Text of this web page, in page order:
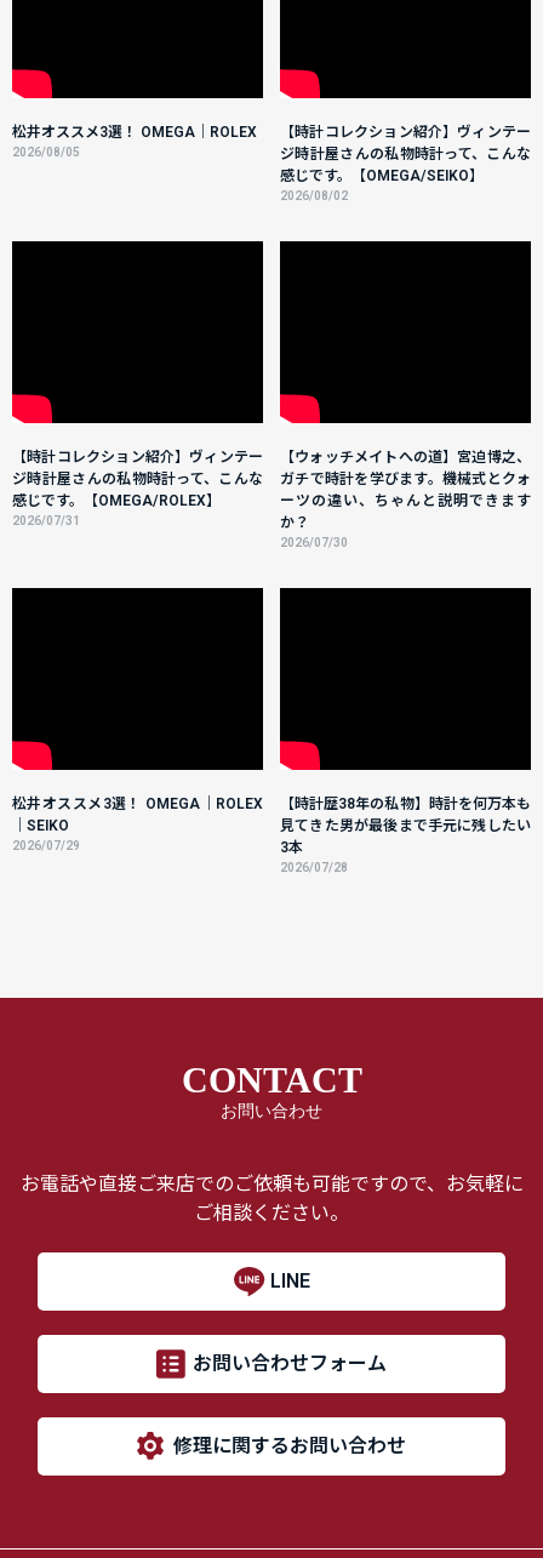
松井オススメ3選！ OMEGA｜ROLEX
2026/08/05
【時計コレクション紹介】ヴィンテー
ジ時計屋さんの私物時計って、こんな
感じです。【OMEGA/SEIKO】
2026/08/02
【時計コレクション紹介】ヴィンテー
ジ時計屋さんの私物時計って、こんな
感じです。【OMEGA/ROLEX】
2026/07/31
【ウォッチメイトへの道】宮迫博之、
ガチで時計を学びます。機械式とクォ
ーツの違い、ちゃんと説明できます
か？
2026/07/30
松井オススメ3選！ OMEGA｜ROLEX
｜SEIKO
2026/07/29
【時計歴38年の私物】時計を何万本も
見てきた男が最後まで手元に残したい
3本
2026/07/28
CONTACT
お問い合わせ
お電話や直接ご来店でのご依頼も可能ですので、お気軽に
ご相談ください。
LINE
お問い合わせフォーム
修理に関するお問い合わせ